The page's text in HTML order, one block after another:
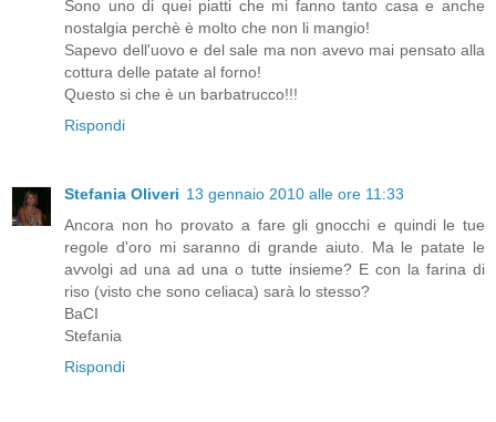
Sono uno di quei piatti che mi fanno tanto casa e anche
nostalgia perchè è molto che non li mangio!
Sapevo dell'uovo e del sale ma non avevo mai pensato alla
cottura delle patate al forno!
Questo si che è un barbatrucco!!!
Rispondi
Stefania Oliveri 13 gennaio 2010 alle ore 11:33
Ancora non ho provato a fare gli gnocchi e quindi le tue
regole d'oro mi saranno di grande aiuto. Ma le patate le
avvolgi ad una ad una o tutte insieme? E con la farina di
riso (visto che sono celiaca) sarà lo stesso?
BaCI
Stefania
Rispondi